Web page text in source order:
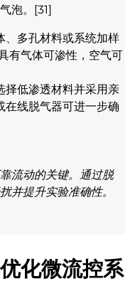
泡。[31]
、多孔材料或系统加样
有气体可渗性，空气可
择低渗透材料并采用亲
在线脱气器可进一步确
流动的关键。通过脱
并提升实验准确性。
化微流控系